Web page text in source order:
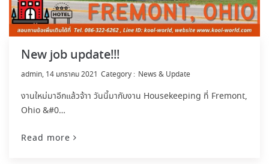
New job update!!!
by
admin 14 มกราคม 2021 News & Update
งานใหม่มาอีกแล้วจ้าา วันนี้มากับงาน Housekeeping ที่ Fremont,
Ohio &#0…
Read more